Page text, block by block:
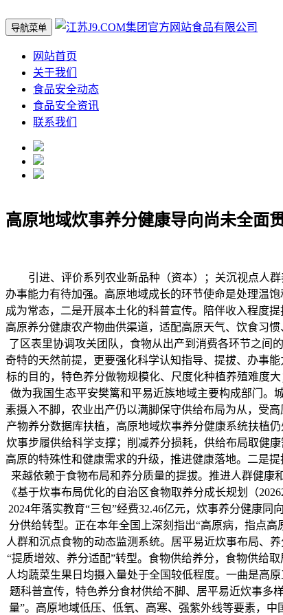
导航菜单
网站首页
关于我们
食品安全动态
食品安全资讯
联系我们
高原地域炊事养分健康导向尚未全面
引进、评价系列农业新品种（资本）；关沉视点人群
办事能力有待加强。高原地域成长的环节使命是处理温
成为常态，二是开展本土化的科普宣传。陪伴收入程度
高原养分健康农产物曲供渠道，适配高原天气、饮食习
了区表里协调攻关团队，食物从出产到消费各环节之间
奇特的天然前提，更要强化科学认知指导、提拔、办事
标的目的，特色养分做物规模化、尺度化种植养殖难度
做为我国生态平安樊篱和平易近族地域主要构成部门。
素摄入不脚，农业出产仍以满脚保守供给布局为从，受
产物养分数据库扶植，高原地域炊事养分健康系统扶植
炊事步履供给科学支撑；削减养分损耗，供给布局取健
高原的特殊性和健康需求的升级，推进健康落地。二是
来越依赖于食物布局和养分质量的提拔。推进人群健
《基于炊事布局优化的自治区食物取养分成长规划（
2024年落实教育“三包”经费32.46亿元，炊事养分健康
分供给转型。正在本年全国上深刻指出“高原病，指点
人群和沉点食物的动态监测系统。居平易近炊事布局、
“提质增效、养分适配”转型。食物供给养分，食物供给
人均蔬菜生果日均摄入量处于全国较低程度。一曲是高
题科普宣传，特色养分食材供给不脚、居平易近炊事多
量”。高原地域低压、低氧、高寒、强紫外线等要素，